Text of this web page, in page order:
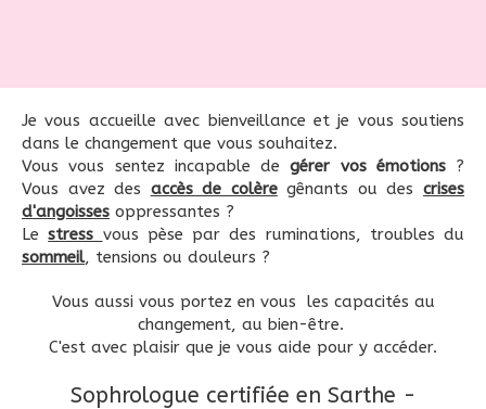
Je vous accueille avec bienveillance et je vous soutiens
dans le changement que vous souhaitez.
Vous vous sentez incapable degérer vos émotions?
Vous avez des accès de colère gênants ou descrises
d'angoisses oppressantes ?
Lestress vous pèse par des ruminations, troubles du
sommeil, tensions ou douleurs ?
Vous aussi vous portez en vous les capacités au
changement, au bien-être.
C'est avec plaisir que je vous aide pour y accéder.
Sophrologue certifiée en Sarthe -